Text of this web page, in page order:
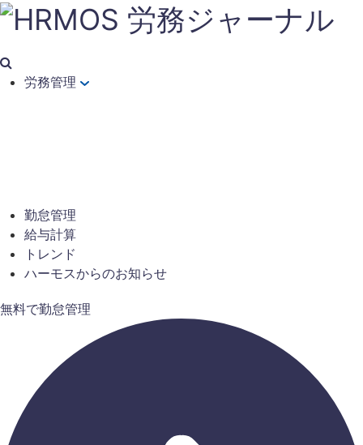
労務管理
勤怠管理
給与計算
トレンド
ハーモスからのお知らせ
無料で勤怠管理